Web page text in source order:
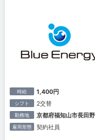
時給 1,400円
シフト 2交替
勤務地 京都府福知山市長田
雇用形態 契約社員